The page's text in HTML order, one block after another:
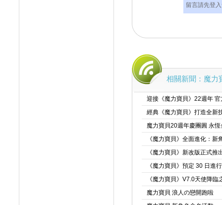
留言請先登
相關新聞：魔力
迎接《魔力寶貝》22週年
經典《魔力寶貝》打造全新
魔力寶貝20週年慶團圓 永
《魔力寶貝》全面進化：
《魔力寶貝》新改版正式
《魔力寶貝》預定 30 日進
《魔力寶貝》V7.0天使降
魔力寶貝 浪人の戀開跑啦